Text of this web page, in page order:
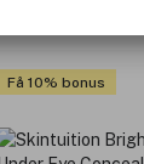
Få 10% bonus